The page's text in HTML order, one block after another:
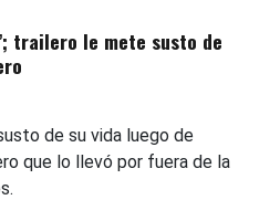
trailero le mete susto de
de su vida luego de
que lo llevó por fuera de la